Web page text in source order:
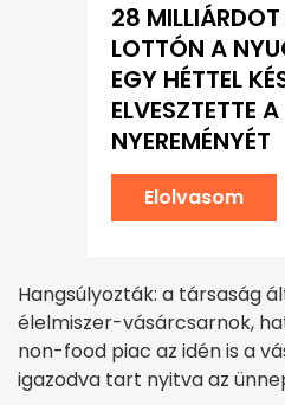
28
LOTTÓN A
EGY HÉTTEL
ELVESZTETTE A
NYEREMÉNYÉT
Elolvasom
Hangsúlyozták: a társaság
élelmiszer-vásárcsarnok,
non-food piac az idén is a
igazodva tart nyitva az